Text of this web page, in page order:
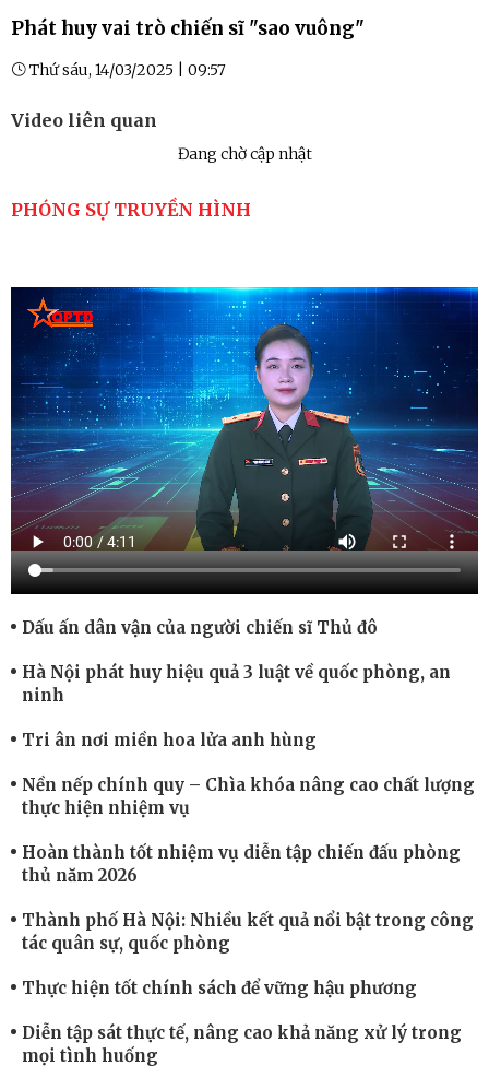
Phát huy vai trò chiến sĩ "sao vuông"
Thứ sáu, 14/03/2025 | 09:57
Video liên quan
Đang chờ cập nhật
PHÓNG SỰ TRUYỀN HÌNH
Dấu ấn dân vận của người chiến sĩ Thủ đô
Hà Nội phát huy hiệu quả 3 luật về quốc phòng, an
ninh
Tri ân nơi miền hoa lửa anh hùng
Nền nếp chính quy – Chìa khóa nâng cao chất lượng
thực hiện nhiệm vụ
Hoàn thành tốt nhiệm vụ diễn tập chiến đấu phòng
thủ năm 2026
Thành phố Hà Nội: Nhiều kết quả nổi bật trong công
tác quân sự, quốc phòng
Thực hiện tốt chính sách để vững hậu phương
Diễn tập sát thực tế, nâng cao khả năng xử lý trong
mọi tình huống